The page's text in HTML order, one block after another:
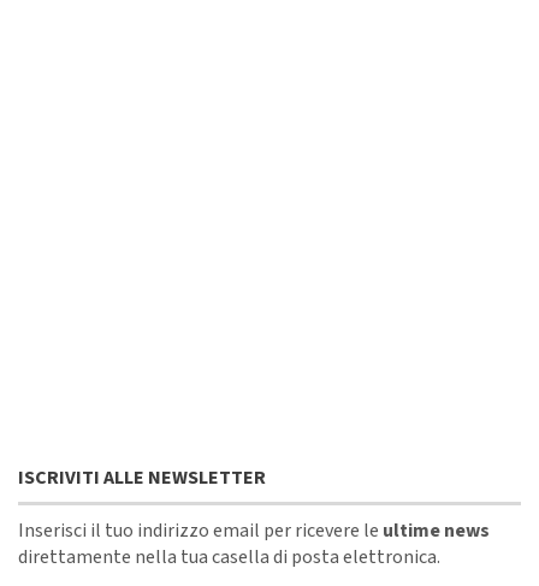
ISCRIVITI ALLE NEWSLETTER
Inserisci il tuo indirizzo email per ricevere le ultime news
direttamente nella tua casella di posta elettronica.